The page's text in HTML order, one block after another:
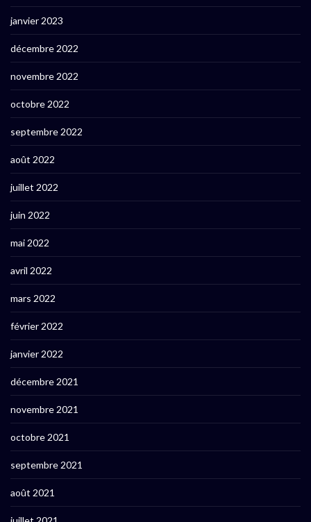
janvier 2023
décembre 2022
novembre 2022
octobre 2022
septembre 2022
août 2022
juillet 2022
juin 2022
mai 2022
avril 2022
mars 2022
février 2022
janvier 2022
décembre 2021
novembre 2021
octobre 2021
septembre 2021
août 2021